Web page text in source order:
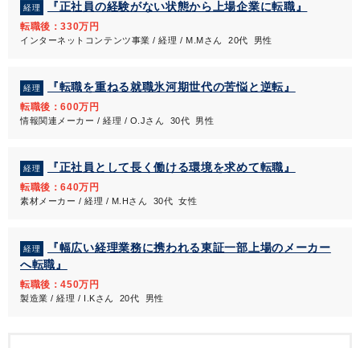
経理 『正社員の経験がない状態から上場企業に転職』
転職後：330万円
インターネットコンテンツ事業 / 経理 / M.Mさん 20代 男性
経理 『転職を重ねる就職氷河期世代の苦悩と逆転』
転職後：600万円
情報関連メーカー / 経理 / O.Jさん 30代 男性
経理 『正社員として長く働ける環境を求めて転職』
転職後：640万円
素材メーカー / 経理 / M.Hさん 30代 女性
経理
『幅広い経理業務に携われる東証一部上場のメーカー
へ転職』
転職後：450万円
製造業 / 経理 / I.Kさん 20代 男性